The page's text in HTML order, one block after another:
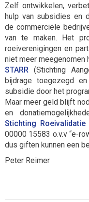
Zelf ontwikkelen,
hulp van subsidies en
de commerciële
van te maken. Het
roeiverenigingen en
niet meer meegenomen
STARR (Stichting
bijdrage toegezegd
subsidie door het
Maar meer geld blijft
en
Stichting Roeivalidatie
00000 15583 o.v.v “e-
dus giften kunnen een
Peter Reimer